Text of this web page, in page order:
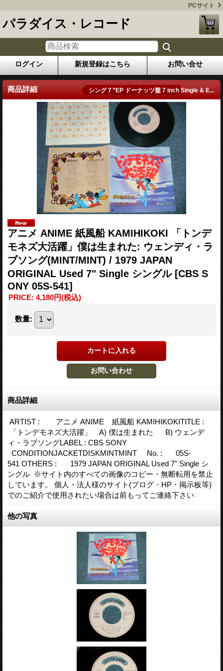
PCサイト
パラダイス・レコード
ログイン 新規登録はこちら お問い合せ
商品詳細 シング７”EP ドーナッツ盤 7 inch Single & E...
アニメ ANIME 紙風船 KAMIHIKOKI 「トンデ
モネズ大活躍」僕は生まれた: ウェンディ・ラ
ブソング(MINT/MINT) / 1979 JAPAN
ORIGINAL Used 7" Single シングル [CBS S
ONY 05S-541]
PRICE: 4,180円(税込)
数量:
商品詳細
ARTIST : アニメ ANIME 紙風船 KAMIHIKOKITITLE :
「トンデモネズ大活躍」 A) 僕は生まれた B) ウェンデ
ィ・ラブソングLABEL : CBS SONY
CONDITIONJACKETDISKMINTMINT No. : 05S-
541 OTHERS : 1979 JAPAN ORIGINAL Used 7" Single シ
ングル ※サイト内のすべての画像のコピー・無断転用を禁止
しています。 個人・法人様のサイト(ブログ・HP・掲示板等)
でのご紹介で使用されたい場合は前もってご連絡下さい
他の写真